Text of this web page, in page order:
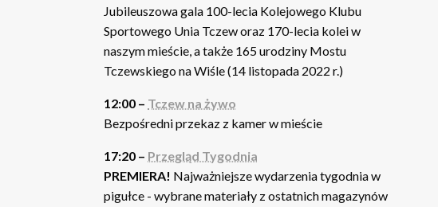
Jubileuszowa gala 100-lecia Kolejowego Klubu
Sportowego Unia Tczew oraz 170-lecia kolei w
naszym mieście, a także 165 urodziny Mostu
Tczewskiego na Wiśle (14 listopada 2022 r.)
12:00 – Tczew na żywo
Bezpośredni przekaz z kamer w mieście
17:20 – Przegląd Tygodnia
PREMIERA! Najważniejsze wydarzenia tygodnia w
pigułce - wybrane materiały z ostatnich magazynów